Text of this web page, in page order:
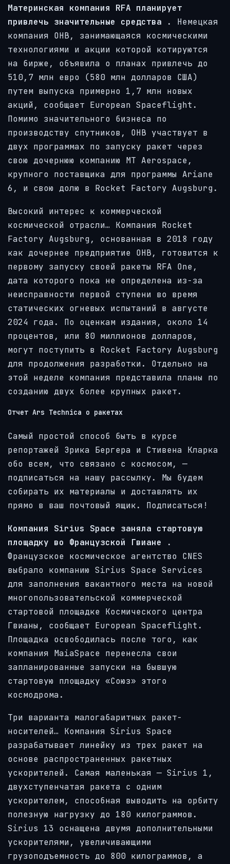
Материнская компания RFA планирует
привлечь значительные средства . Немецкая
компания OHB, занимающаяся космическими
технологиями и акции которой котируются
на бирже, объявила о планах привлечь до
510,7 млн ​​евро (580 млн долларов США)
путем выпуска примерно 1,7 млн ​​новых
акций, сообщает European Spaceflight.
Помимо значительного бизнеса по
производству спутников, OHB участвует в
двух программах по запуску ракет через
свою дочернюю компанию MT Aerospace,
крупного поставщика для программы Ariane
6, и свою долю в Rocket Factory Augsburg.
Высокий интерес к коммерческой
космической отрасли… Компания Rocket
Factory Augsburg, основанная в 2018 году
как дочернее предприятие OHB, готовится к
первому запуску своей ракеты RFA One,
дата которого пока не определена из-за
неисправности первой ступени во время
статических огневых испытаний в августе
2024 года. По оценкам издания, около 14
процентов, или 80 миллионов долларов,
могут поступить в Rocket Factory Augsburg
для продолжения разработки. Отдельно на
этой неделе компания представила планы по
созданию двух более крупных ракет.
Отчет Ars Technica о ракетах
Самый простой способ быть в курсе
репортажей Эрика Бергера и Стивена Кларка
обо всем, что связано с космосом, —
подписаться на нашу рассылку. Мы будем
собирать их материалы и доставлять их
прямо в ваш почтовый ящик. Подписаться!
Компания Sirius Space заняла стартовую
площадку во Французской Гвиане .
Французское космическое агентство CNES
выбрало компанию Sirius Space Services
для заполнения вакантного места на новой
многопользовательской коммерческой
стартовой площадке Космического центра
Гвианы, сообщает European Spaceflight.
Площадка освободилась после того, как
компания MaiaSpace перенесла свои
запланированные запуски на бывшую
стартовую площадку «Союз» этого
космодрома.
Три варианта малогабаритных ракет-
носителей… Компания Sirius Space
разрабатывает линейку из трех ракет на
основе распространенных ракетных
ускорителей. Самая маленькая — Sirius 1,
двухступенчатая ракета с одним
ускорителем, способная выводить на орбиту
полезную нагрузку до 180 килограммов.
Sirius 13 оснащена двумя дополнительными
ускорителями, увеличивающими
грузоподъемность до 800 килограммов, а